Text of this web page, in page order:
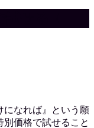
になれば』という願
価格で試せること